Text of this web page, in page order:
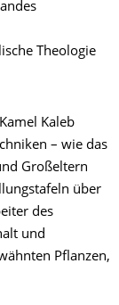
Theologie
Kaleb
– wie das
Großeltern
über
des
und
Pflanzen,